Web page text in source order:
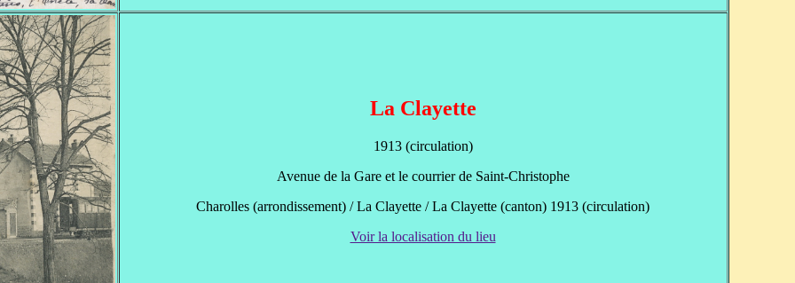
La Clayette
1913 (circulation)
Avenue de la Gare et le courrier de Saint-Christophe
Charolles (arrondissement) / La Clayette / La Clayette (canton) 1913 (circulation)
Voir la localisation du lieu